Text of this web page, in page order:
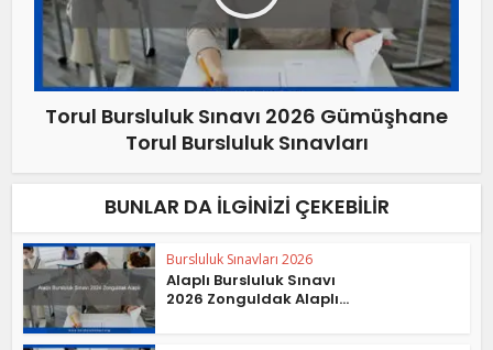
Torul Bursluluk Sınavı 2026 Gümüşhane
Torul Bursluluk Sınavları
BUNLAR DA İLGINIZI ÇEKEBILIR
Bursluluk Sınavları 2026
Alaplı Bursluluk Sınavı
2026 Zonguldak Alaplı...